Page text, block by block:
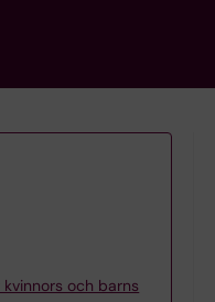
och barns